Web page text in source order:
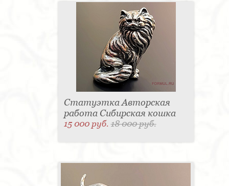
Статуэтка Авторская
работа Сибирская кошка
15 000 руб.18 000 руб.